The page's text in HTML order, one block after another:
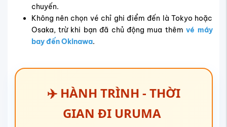
chuyến.
Không nên chọn vé chỉ ghi điểm đến là Tokyo hoặc
Osaka, trừ khi bạn đã chủ động mua thêmvé máy
bay đến Okinawa.
✈️ HÀNH TRÌNH - THỜI
GIAN ĐI URUMA